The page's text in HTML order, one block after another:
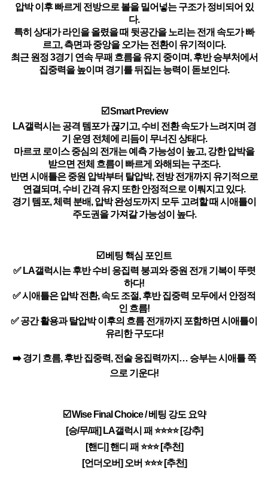
압박 이후 빠르게 전방으로 볼을 밀어넣는 구조가 정비되어 있
다.
특히 상대가 라인을 올렸을 때 뒷공간을 노리는 전개 속도가 빠
르고, 측면과 중앙을 오가는 전환이 유기적이다.
최근 원정 3경기 연속 무패 흐름을 유지 중이며, 후반 승부처에서
집중력을 높이며 경기를 뒤집는 능력이 돋보인다.
☑️ Smart Preview
LA갤럭시는 공격 템포가 끊기고, 수비 전환 속도가 느려지며 경
기 운영 전체에 리듬이 무너진 상태다.
마르코 로이스 중심의 전개는 예측 가능성이 높고, 강한 압박을
받으면 전체 흐름이 빠르게 와해되는 구조다.
반면 시애틀은 중원 압박부터 탈압박, 전방 전개까지 유기적으로
연결되며, 수비 간격 유지 또한 안정적으로 이뤄지고 있다.
경기 템포, 체력 분배, 압박 완성도까지 모두 고려할 때 시애틀이
주도권을 가져갈 가능성이 높다.
☑️ 베팅 핵심 포인트
✅ LA갤럭시는 후반 수비 응집력 붕괴와 중원 전개 기복이 뚜렷
하다!
✅ 시애틀은 압박 전환, 속도 조절, 후반 집중력 모두에서 안정적
인 흐름!
✅ 공간 활용과 탈압박 이후의 흐름 전개까지 포함하면 시애틀이
유리한 구도다!
➡️ 경기 흐름, 후반 집중력, 전술 응집력까지… 승부는 시애틀 쪽
으로 기운다!
☑️ Wise Final Choice / 베팅 강도 요약
[승/무/패] LA갤럭시 패 ⭐⭐⭐⭐ [강추]
[핸디] 핸디 패 ⭐⭐⭐ [추천]
[언더오버] 오버 ⭐⭐⭐ [추천]